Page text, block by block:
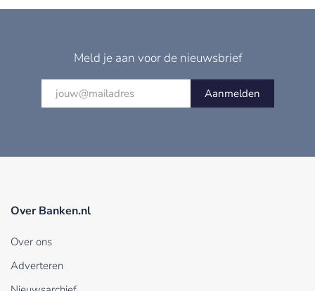
Meld je aan voor de nieuwsbrief
Aanmelden
Over Banken.nl
Over ons
Adverteren